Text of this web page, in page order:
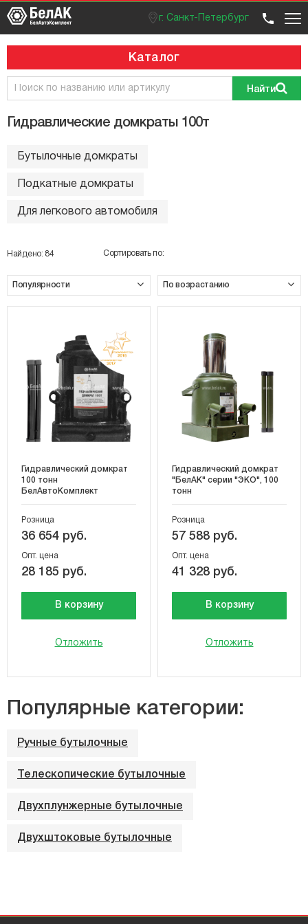
г. Санкт-Петербург
Розничный отдел
Вход / регистрация
Каталог
Найти
Гидравлические домкраты 100т
Бутылочные домкраты
Подкатные домкраты
Для легкового автомобиля
Найдено: 84 Сортировать по:
Гидравлический домкрат
100 тонн
БелАвтоКомплект
Розница
36 654 руб.
Опт. цена
28 185 руб.
В корзину
Отложить
Гидравлический домкрат
"БелАК" серии "ЭКО", 100
тонн
Розница
57 588 руб.
Опт. цена
41 328 руб.
В корзину
Отложить
Популярные категории:
Ручные бутылочные
Телескопические бутылочные
Двухплунжерные бутылочные
Двухштоковые бутылочные